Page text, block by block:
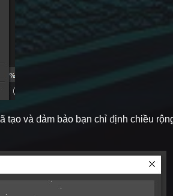
tạo và đảm bảo bạn chỉ định chiều